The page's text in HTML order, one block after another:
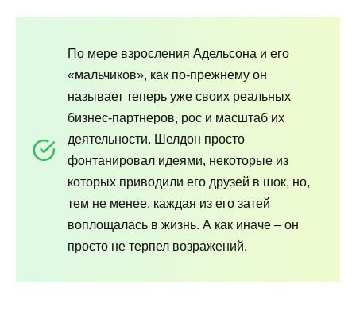
По мере взросления Адельсона и его
«мальчиков», как по-прежнему он
называет теперь уже своих реальных
бизнес-партнеров, рос и масштаб их
деятельности. Шелдон просто
фонтанировал идеями, некоторые из
которых приводили его друзей в шок, но,
тем не менее, каждая из его затей
воплощалась в жизнь. А как иначе – он
просто не терпел возражений.